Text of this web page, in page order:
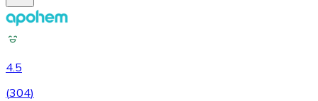
4.5
(304)